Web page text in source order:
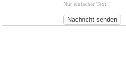
Nur einfacher Text.